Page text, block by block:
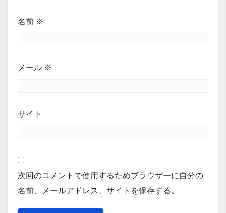
名前 ※
メール ※
サイト
次回のコメントで使用するためブラウザーに自分の
名前、メールアドレス、サイトを保存する。